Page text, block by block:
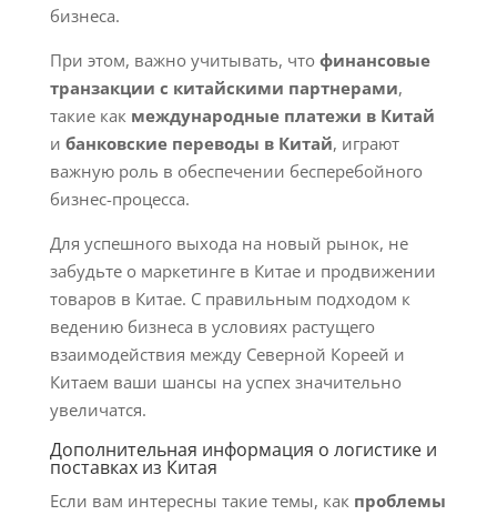
бизнеса.
При этом, важно учитывать, что финансовые
транзакции с китайскими партнерами,
такие как международные платежи в Китай
и банковские переводы в Китай, играют
важную роль в обеспечении бесперебойного
бизнес-процесса.
Для успешного выхода на новый рынок, не
забудьте о маркетинге в Китае и продвижении
товаров в Китае. С правильным подходом к
ведению бизнеса в условиях растущего
взаимодействия между Северной Кореей и
Китаем ваши шансы на успех значительно
увеличатся.
Дополнительная информация о логистике и
поставках из Китая
Если вам интересны такие темы, как проблемы